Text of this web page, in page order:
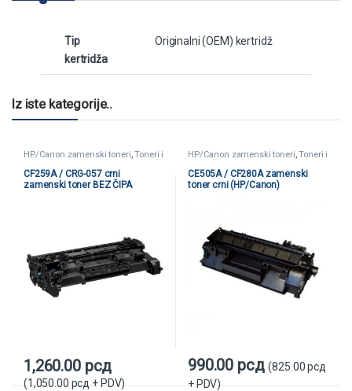
Tip
kertridža
Originalni (OEM) kertridž
Iz iste kategorije..
HP/Canon zamenski toneri,Toneri i
kertridži
Zamenski toneri i kertridži
CF259A / CRG-057 crni
zamenski toner BEZ ČIPA
1,260.00 рсд
(1,050.00 рсд + PDV)
HP/Canon zamenski toneri,Toneri i
kertridži
Zamenski toneri i kertridži
CE505A / CF280A zamenski
toner crni (HP/Canon)
990.00 рсд (825.00рсд
+ PDV)